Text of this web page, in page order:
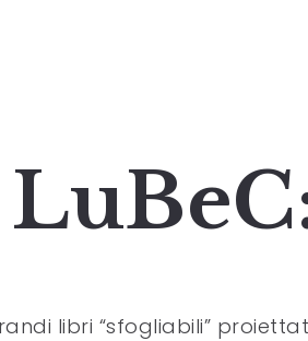
libri “sfogliabili”